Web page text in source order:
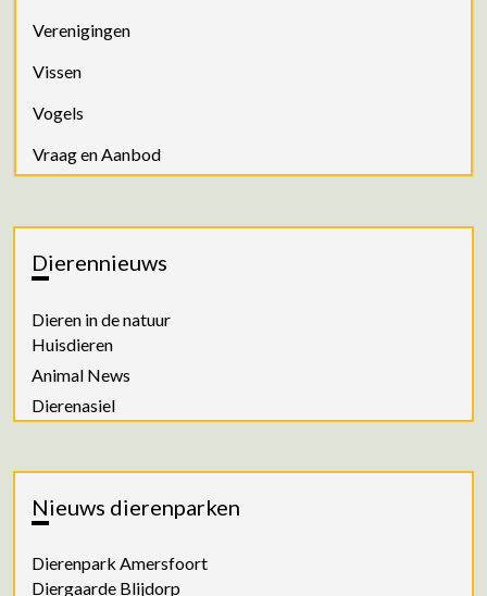
Verenigingen
Vissen
Vogels
Vraag en Aanbod
Dierennieuws
Dieren in de natuur
Huisdieren
Animal News
Dierenasiel
Nieuws dierenparken
Dierenpark Amersfoort
Diergaarde Blijdorp